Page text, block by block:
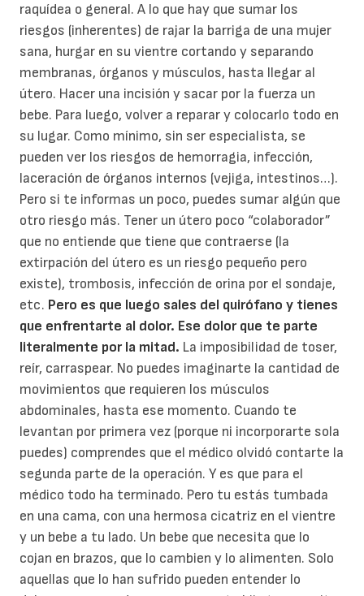
raquídea o general. A lo que hay que sumar los
riesgos (inherentes) de rajar la barriga de una mujer
sana, hurgar en su vientre cortando y separando
membranas, órganos y músculos, hasta llegar al
útero. Hacer una incisión y sacar por la fuerza un
bebe. Para luego, volver a reparar y colocarlo todo en
su lugar. Como mínimo, sin ser especialista, se
pueden ver los riesgos de hemorragia, infección,
laceración de órganos internos (vejiga, intestinos…).
Pero si te informas un poco, puedes sumar algún que
otro riesgo más. Tener un útero poco “colaborador”
que no entiende que tiene que contraerse (la
extirpación del útero es un riesgo pequeño pero
existe), trombosis, infección de orina por el sondaje,
etc. Pero es que luego sales del quirófano y tienes
que enfrentarte al dolor. Ese dolor que te parte
literalmente por la mitad. La imposibilidad de toser,
reír, carraspear. No puedes imaginarte la cantidad de
movimientos que requieren los músculos
abdominales, hasta ese momento. Cuando te
levantan por primera vez (porque ni incorporarte sola
puedes) comprendes que el médico olvidó contarte la
segunda parte de la operación. Y es que para el
médico todo ha terminado. Pero tu estás tumbada
en una cama, con una hermosa cicatriz en el vientre
y un bebe a tu lado. Un bebe que necesita que lo
cojan en brazos, que lo cambien y lo alimenten. Solo
aquellas que lo han sufrido pueden entender lo